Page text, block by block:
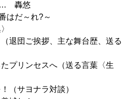
… 轟悠
はだ～れ?～
退団ご挨拶、主な舞台歴、送る
プリンセスへ（送る言葉〈生
（サヨナラ対談）